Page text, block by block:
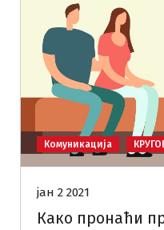
Комуникација
јан 2 2021
Како пронаћи